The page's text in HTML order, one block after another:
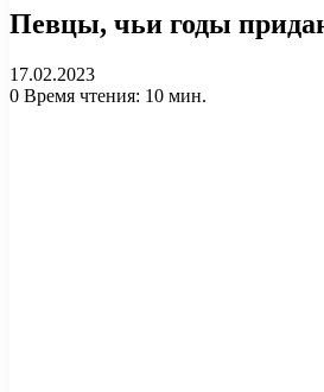
Певцы, чьи годы
17.02.2023
0 Время чтения: 10 мин.